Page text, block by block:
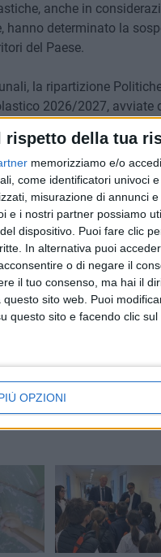
rispetto della tua
memorizziamo e/o
come identificatori univoci
misurazione di annunci
e i nostri partner possiamo
dispositivo. Puoi fare clic
In alternativa puoi
o di negare il
il tuo consenso, ma hai il
sito web. Puoi
questo sito e facendo clic
OPZIONI
anche in
hanno determinato la
del Paese.
la ripartizione
2026/2027, avviate
Tutte le informazioni
sul sito
il
la
7
A